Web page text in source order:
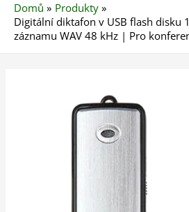
Domů
Produkty
Digitální diktafon v USB flash disku
záznamu WAV 48 kHz | Pro